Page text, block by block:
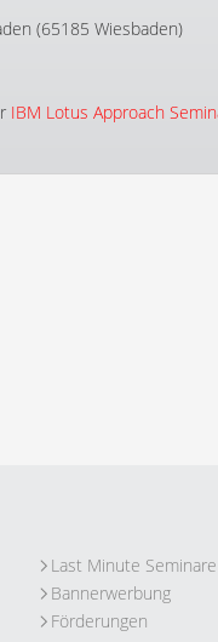
(65185 Wiesbaden)
IBM Lotus Approach
Last Minute Seminare
Bannerwerbung
Förderungen